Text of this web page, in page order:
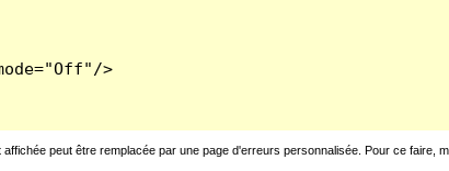
>
peut être remplacée par une page d'erreurs personnalisée. Pour ce